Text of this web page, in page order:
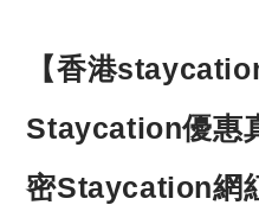
【香港
Staycation優惠
密Staycation網